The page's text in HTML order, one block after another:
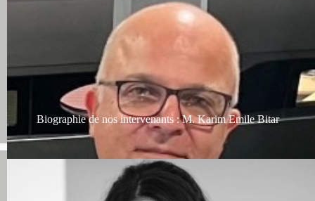
Biographie de nos intervenants : M. Karim Emile Bitar